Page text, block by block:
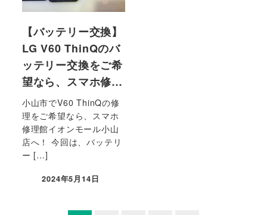
【バッテリー交換】
LG V60 ThinQのバ
ッテリー交換をご希
望なら、スマホ修…
小山市でV60 ThinQの修
理をご希望なら、スマホ
修理館イオンモール小山
店へ！ 今回は、バッテリ
ー […]
2024年5月14日